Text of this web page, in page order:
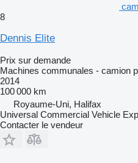
8
Dennis Elite
Prix sur demande
Machines communales - camion
2014
100 000 km
Royaume-Uni, Halifax
Universal Commercial Vehicle
Contacter le vendeur